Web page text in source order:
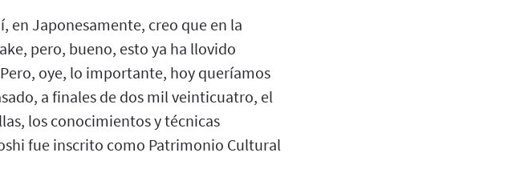
en Japonesamente, creo que en la
pero, bueno, esto ya ha llovido
oye, lo importante, hoy queríamos
a finales de dos mil veinticuatro, el
los conocimientos y técnicas
fue inscrito como Patrimonio Cultural